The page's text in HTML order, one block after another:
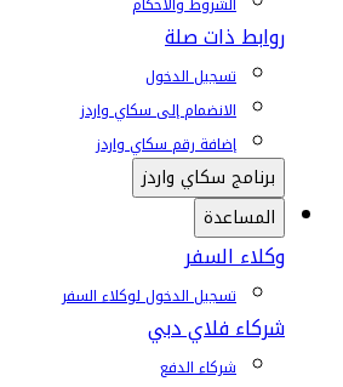
روابط ذات صلة
تسجيل الدخول
الانضمام إلى سكاي واردز
إضافة رقم سكاي واردز
برنامج سكاي واردز
المساعدة
وكلاء السفر
تسجيل الدخول لوكلاء السفر
شركاء فلاي دبي
شركاء الدفع